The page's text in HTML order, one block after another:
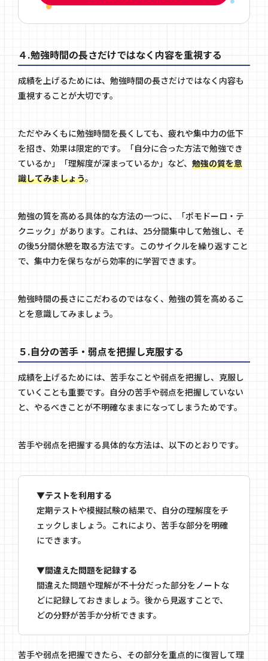
４.勉強時間の長さだけではなく内容を重視する
成績を上げるためには、勉強時間の長さだけではなく内容も
重視することが大切です。
ただやみくもに勉強時間を長くしても、疲れや集中力の低下
を招き、効果は限定的です。「自分に合った方法で勉強でき
ているか」「理解度が深まっているか」など、 勉強の質を意
識してみましょう。
勉強の質を高める具体的な方法の一つに、「ポモドーロ・テ
クニック」があります。これは、25分間集中して勉強し、そ
の後5分間休憩を取る方法です。このサイクルを繰り返すこと
で、集中力を保ちながら効率的に学習できます。
勉強時間の長さにこだわるのではなく、勉強の質を高めるこ
とを意識してみましょう。
５.自分の苦手・弱点を把握し克服する
成績を上げるためには、苦手なことや弱点を把握し、克服し
ていくことも重要です。自分の苦手や弱点を把握していない
と、やるべきことが不明確なままになってしまうためです。
苦手や弱点を把握する具体的な方法は、以下のとおりです。
▼テストを利用する
定期テストや模擬試験の結果で、自分の理解度をチ
ェックしましょう。これにより、苦手な部分を明確
にできます。
▼間違えた問題を記録する
間違えた問題や理解が不十分だった部分をノートな
どに記録しておきましょう。後から見返すことで、
どの分野が苦手か分析できます。
苦手や弱点を把握できたら、その部分を重点的に復習して理